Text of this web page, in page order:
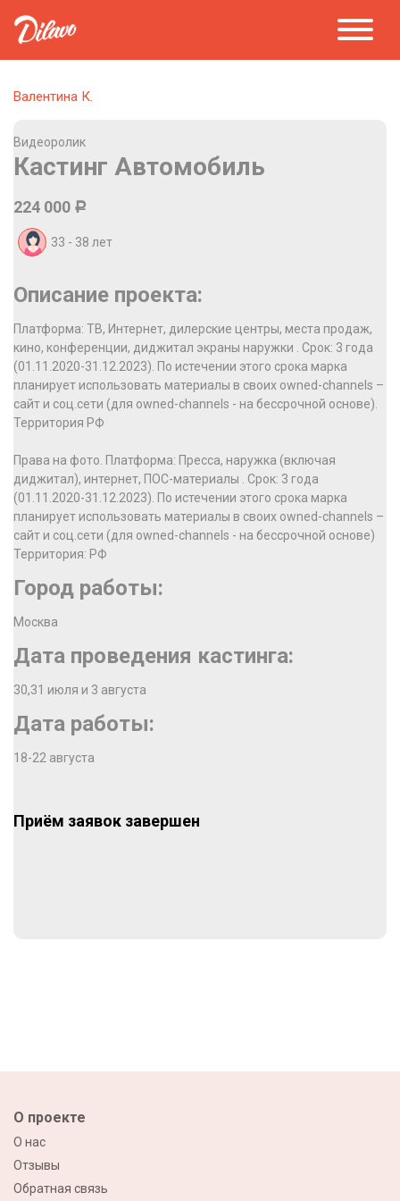
Валентина К.
Видеоролик
Кастинг Автомобиль
224 000 Р
33 - 38 лет
Описание проекта:
Платформа: ТВ, Интернет, дилерские центры, места продаж,
кино, конференции, диджитал экраны наружки . Срок: 3 года
(01.11.2020-31.12.2023). По истечении этого срока марка
планирует использовать материалы в своих owned-channels –
сайт и соц.сети (для owned-channels - на бессрочной основе).
Территория РФ
Права на фото. Платформа: Пресса, наружка (включая
диджитал), интернет, ПОС-материалы . Срок: 3 года
(01.11.2020-31.12.2023). По истечении этого срока марка
планирует использовать материалы в своих owned-channels –
сайт и соц.сети (для owned-channels - на бессрочной основе)
Территория: РФ
Город работы:
Москва
Дата проведения кастинга:
30,31 июля и 3 августа
Дата работы:
18-22 августа
Приём заявок завершен
О проекте
О нас
Отзывы
Обратная связь